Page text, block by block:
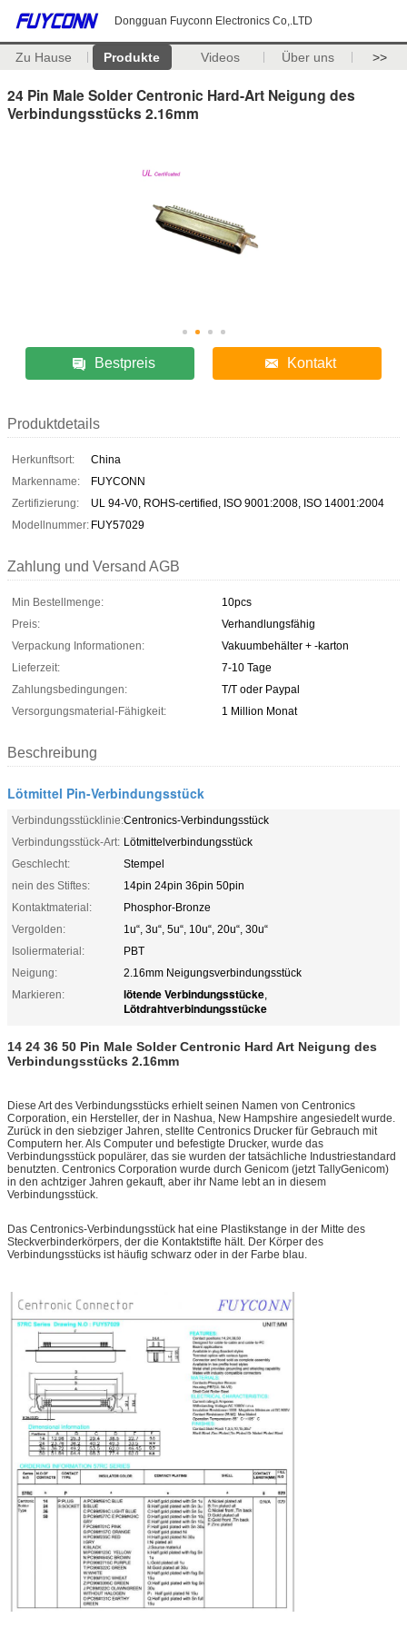
Dongguan Fuyconn Electronics Co,.LTD
Zu Hause Produkte Videos Über uns >>
24 Pin Male Solder Centronic Hard-Art Neigung des
Verbindungsstücks 2.16mm
Bestpreis Kontakt
Produktdetails
Herkunftsort:
China
Markenname:
FUYCONN
Zertifizierung:
UL 94-V0, ROHS-certified, ISO 9001:2008, ISO 14001:2004
Modellnummer: FUY57029
Zahlung und Versand AGB
Min Bestellmenge:
10pcs
Preis:
Verhandlungsfähig
Verpackung Informationen:
Vakuumbehälter + -karton
Lieferzeit:
7-10 Tage
Zahlungsbedingungen:
T/T oder Paypal
Versorgungsmaterial-Fähigkeit:
1 Million Monat
Beschreibung
Lötmittel Pin-Verbindungsstück
Verbindungsstücklinie:Centronics-Verbindungsstück
Verbindungsstück-Art: Lötmittelverbindungsstück
Geschlecht:
Stempel
nein des Stiftes:
14pin 24pin 36pin 50pin
Kontaktmaterial:
Phosphor-Bronze
Vergolden:
1u“, 3u“, 5u“, 10u“, 20u“, 30u“
Isoliermaterial:
PBT
Neigung:
2.16mm Neigungsverbindungsstück
Markieren:
lötende Verbindungsstücke,
Lötdrahtverbindungsstücke
14 24 36 50 Pin Male Solder Centronic Hard Art Neigung des
Verbindungsstücks 2.16mm
Diese Art des Verbindungsstücks erhielt seinen Namen von Centronics
Corporation, ein Hersteller, der in Nashua, New Hampshire angesiedelt wurde.
Zurück in den siebziger Jahren, stellte Centronics Drucker für Gebrauch mit
Computern her. Als Computer und befestigte Drucker, wurde das
Verbindungsstück populärer, das sie wurden der tatsächliche Industriestandard
benutzten. Centronics Corporation wurde durch Genicom (jetzt TallyGenicom)
in den achtziger Jahren gekauft, aber ihr Name lebt an in diesem
Verbindungsstück.
Das Centronics-Verbindungsstück hat eine Plastikstange in der Mitte des
Steckverbinderkörpers, der die Kontaktstifte hält. Der Körper des
Verbindungsstücks ist häufig schwarz oder in der Farbe blau.